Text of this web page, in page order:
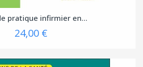
pratique infirmier en...
24,00 €